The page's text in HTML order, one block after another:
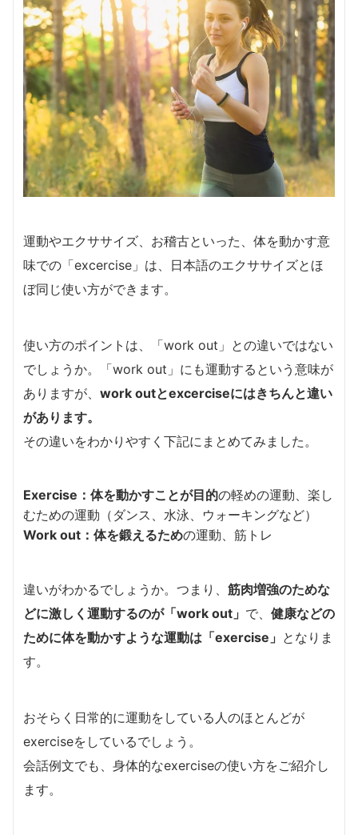
運動やエクササイズ、お稽古といった、体を動かす意
味での「excercise」は、日本語のエクササイズとほ
ぼ同じ使い方ができます。
使い方のポイントは、「work out」との違いではない
でしょうか。「work out」にも運動するという意味が
ありますが、 work outとexcerciseにはきちんと違い
があります。
その違いをわかりやすく下記にまとめてみました。
Exercise： 体を動かすことが目的の軽めの運動、楽し
むための運動（ダンス、水泳、ウォーキングなど）
Work out： 体を鍛えるための運動、筋トレ
違いがわかるでしょうか。つまり、 筋肉増強のためな
どに激しく運動するのが「work out」 で、 健康などの
ために体を動かすような運動は「exercise」 となりま
す。
おそらく日常的に運動をしている人のほとんどが
exerciseをしているでしょう。
会話例文でも、身体的なexerciseの使い方をご紹介し
ます。